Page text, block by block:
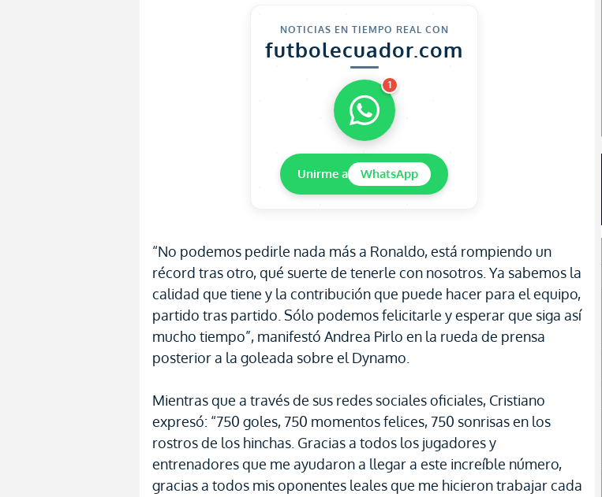
NOTICIAS EN TIEMPO REAL CON
futbolecuador.com
1
Unirme a WhatsApp
“No podemos pedirle nada más a Ronaldo, está rompiendo un
récord tras otro, qué suerte de tenerle con nosotros. Ya sabemos la
calidad que tiene y la contribución que puede hacer para el equipo,
partido tras partido. Sólo podemos felicitarle y esperar que siga así
mucho tiempo”, manifestó Andrea Pirlo en la rueda de prensa
posterior a la goleada sobre el Dynamo.
Mientras que a través de sus redes sociales oficiales, Cristiano
expresó: “750 goles, 750 momentos felices, 750 sonrisas en los
rostros de los hinchas. Gracias a todos los jugadores y
entrenadores que me ayudaron a llegar a este increíble número,
gracias a todos mis oponentes leales que me hicieron trabajar cada